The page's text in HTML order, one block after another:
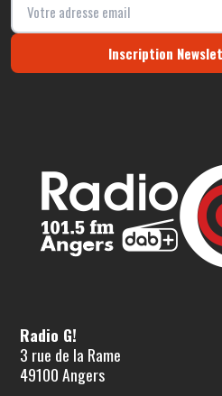
Inscription
Radio G!
3 rue de la Rame
49100 Angers